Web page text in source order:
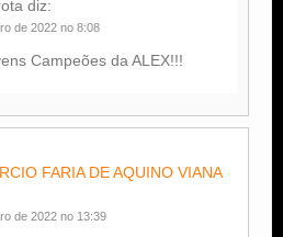
diz:
de 2022 no 8:08
Campeões da ALEX!!!
FARIA DE AQUINO VIANA
de 2022 no 13:39